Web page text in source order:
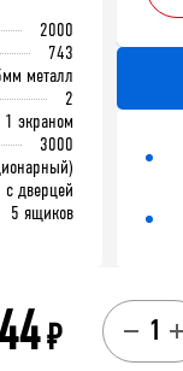
2000
743
металл
2
1 экраном
3000
с дверцей
5 ящиков
₽